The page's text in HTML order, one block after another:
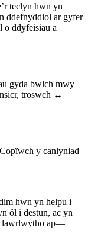
teclyn hwn yn
ddefnyddiol ar gyfer
o ddyfeisiau a
gyda bwlch mwy
troswch ↔
y canlyniad
hwn yn helpu i
ôl i destun, ac yn
lawrlwytho ap—